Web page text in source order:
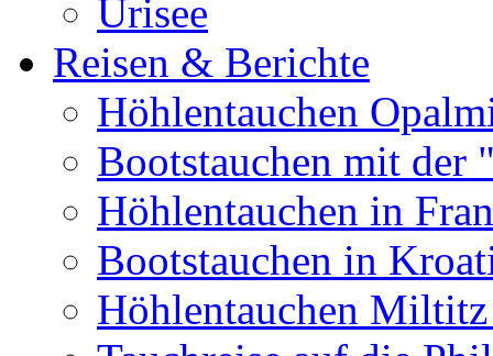
Urisee
Reisen & Berichte
Höhlentauchen
Bootstauchen mit
Höhlentauchen in
Bootstauchen in
Höhlentauchen